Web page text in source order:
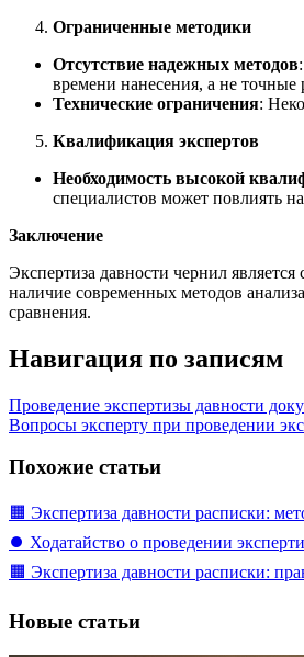
Ограниченные методики
Отсутствие надежных методов
времени нанесения, а не точные
Технические ограничения:
Квалификация экспертов
Необходимость высокой
специалистов может повлиять на
Заключение
Экспертиза давности чернил
наличие современных методов
сравнения.
Навигация по записям
Проведение экспертизы давности
Вопросы эксперту при проведении
Похожие статьи
🟧 Экспертиза давности расписки:
⏺️ Ходатайство о проведении
🟧 Экспертиза давности расписки:
Новые статьи